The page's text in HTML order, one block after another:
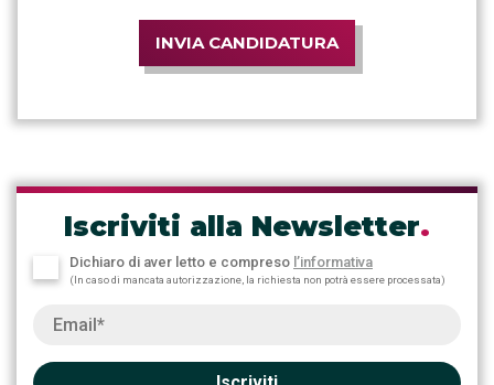
INVIA CANDIDATURA
Iscriviti alla Newsletter.
Dichiaro di aver letto e compreso l’informativa
(In caso di mancata autorizzazione, la richiesta non potrà essere processata)